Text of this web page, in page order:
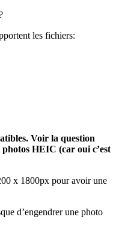
les fichiers:
Voir la question
HEIC (car oui c’est
x 1800px pour avoir une
d’engendrer une photo